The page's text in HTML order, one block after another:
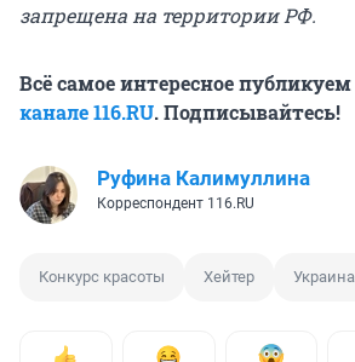
запрещена на территории РФ.
Всё самое интересное публикуем
канале 116.RU. Подписывайтесь!
Руфина Калимуллина
Корреспондент 116.RU
Конкурс красоты Хейтер Украина